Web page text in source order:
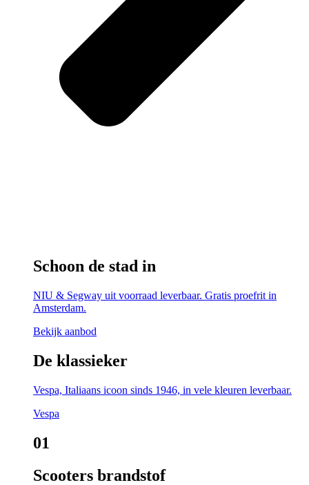
Schoon de stad in
NIU & Segway uit voorraad leverbaar. Gratis proefrit in
Amsterdam.
Bekijk aanbod
De klassieker
Vespa, Italiaans icoon sinds 1946, in vele kleuren leverbaar.
Vespa
01
Scooters brandstof